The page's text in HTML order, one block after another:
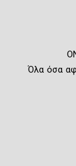
Όλα όσα